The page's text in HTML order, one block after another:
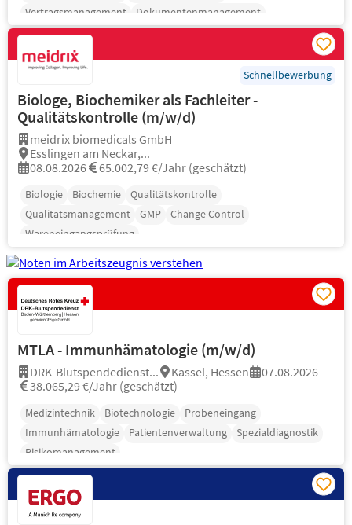
Vertragsmanagement
Dokumentenmanagement
Schnellbewerbung
Biologe, Biochemiker als Fachleiter -
Qualitätskontrolle (m/w/d)
meidrix biomedicals GmbH
Esslingen am Neckar,...
08.08.2026
65.002,79 €/Jahr (geschätzt)
Biologie Biochemie
Qualitätskontrolle
Qualitätsmanagement
GMP
Change Control
Wareneingangsprüfung
MTLA - Immunhämatologie (m/w/d)
DRK-Blutspendedienst... Kassel, Hessen
07.08.2026
38.065,29 €/Jahr (geschätzt)
Medizintechnik Biotechnologie
Probeneingang
Immunhämatologie
Patientenverwaltung
Spezialdiagnostik
Risikomanagement